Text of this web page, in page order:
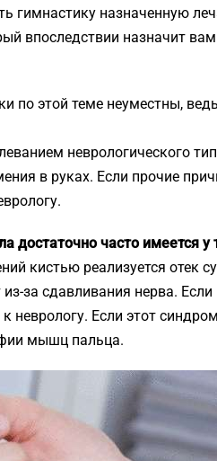
гимнастику назначенную
впоследствии назначит
по этой теме неуместны,
неврологического
в руках. Если прочие
достаточно часто имеется
кистью реализуется отек
за сдавливания нерва.
неврологу. Если этот
мышц пальца.